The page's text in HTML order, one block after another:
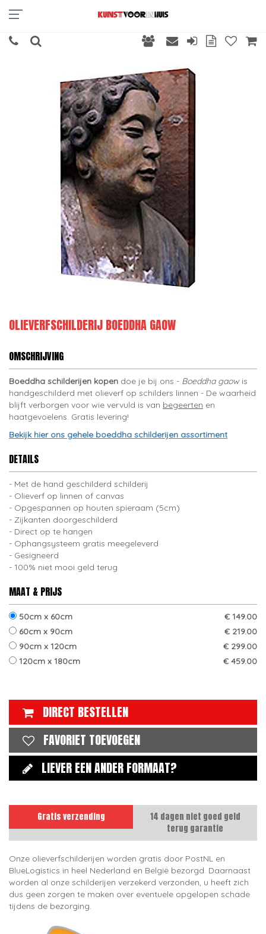
OLIEVERFSCHILDERIJ BOEDDHA GAOW
OMSCHRIJVING
Boeddha schilderijen kopen doe je bij ons - Boeddha gaowis
handgeschilderd met olieverf op schilders linnen - De waarheid
blijft verborgen voor wie vervuld is van begeerten en
haatgevoelens. Gratis levering!
Bekijk hier ons gehele boeddha schilderijen assortiment
DETAILS
Met de hand geschilderd schilderij
Olieverf op linnen of canvas
Opgespannen op houten spieraam (5cm)
Zijkanten doorgeschilderd
Direct op te hangen
Ophangsysteem gratis meegeleverd
Gesigneerd
100% niet mooi geld terug
MAAT & PRIJS
50cm x 60cm
€ 149.00
60cm x 90cm
€ 219.00
90cm x 120cm
€ 299.00
120cm x 180cm
€ 459.00
DIRECT BESTELLEN
FAVORIET TOEVOEGEN
LIEVER EEN ANDER FORMAAT?
Gratis verzending
14 dagen niet goed geld
terug garantie
Onze olieverfschilderijen worden gratis door PostNL en
BlueLogistics in heel Nederland en België bezorgd. Daarnaast
worden al onze schilderijen verzekerd verzonden, u heeft zich
dus geen zorgen te maken over eventuele opgelopen schade
tijdens de bezorging.